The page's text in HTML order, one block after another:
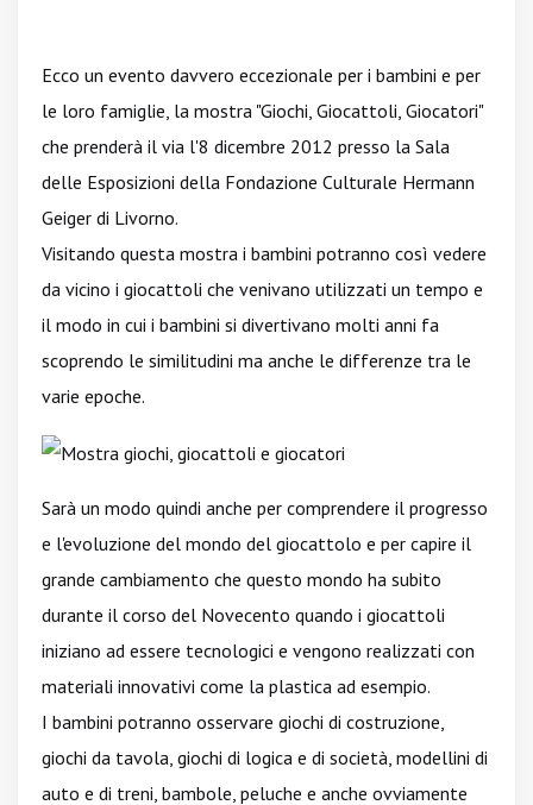
Ecco un evento davvero eccezionale per i bambini e per
le loro famiglie, la mostra "Giochi, Giocattoli, Giocatori"
che prenderà il via l'8 dicembre 2012 presso la Sala
delle Esposizioni della Fondazione Culturale Hermann
Geiger di Livorno.
Visitando questa mostra i bambini potranno così vedere
da vicino i giocattoli che venivano utilizzati un tempo e
il modo in cui i bambini si divertivano molti anni fa
scoprendo le similitudini ma anche le differenze tra le
varie epoche.
Sarà un modo quindi anche per comprendere il progresso
e l'evoluzione del mondo del giocattolo e per capire il
grande cambiamento che questo mondo ha subito
durante il corso del Novecento quando i giocattoli
iniziano ad essere tecnologici e vengono realizzati con
materiali innovativi come la plastica ad esempio.
I bambini potranno osservare giochi di costruzione,
giochi da tavola, giochi di logica e di società, modellini di
auto e di treni, bambole, peluche e anche ovviamente